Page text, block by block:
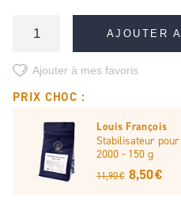
AJOUTER
Ajouter à mes favoris
PRIX CHOC :
Louis François
Stabilisateur
2000 - 150 g
11,90 € 8,50 €